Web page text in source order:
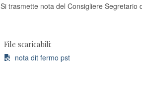
Si trasmette nota del Consigliere Segretario
File scaricabili:
nota dit fermo pst